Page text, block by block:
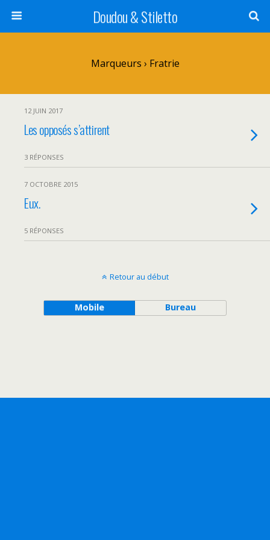
Doudou & Stiletto
Marqueurs › Fratrie
12 JUIN 2017
Les opposés s’attirent
3 RÉPONSES
7 OCTOBRE 2015
Eux.
5 RÉPONSES
Retour au début
Mobile Bureau